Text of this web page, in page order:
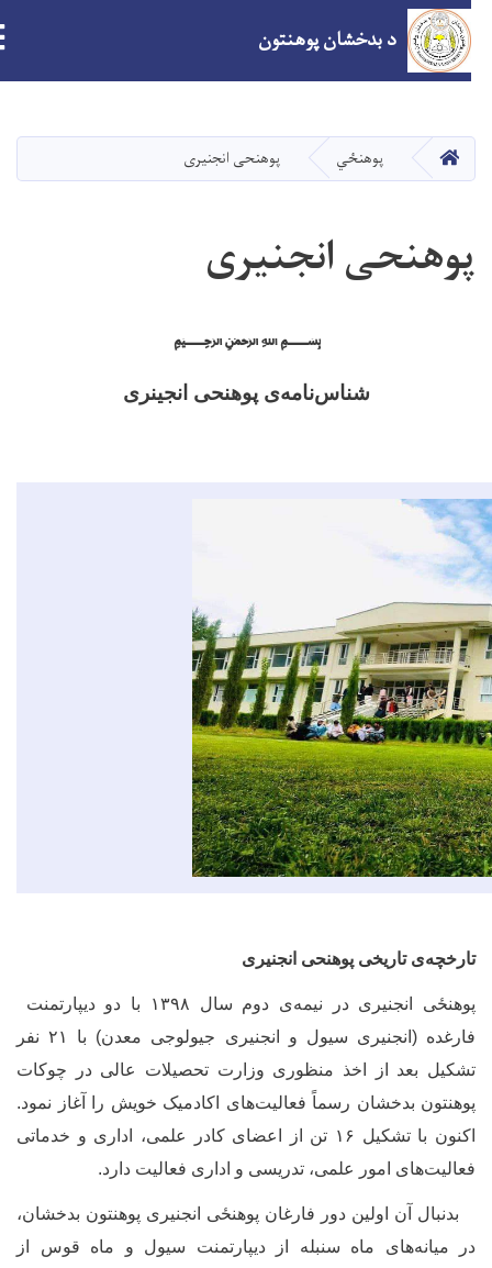
دانګل
د بدخشان پوهنتون
کور پوهنځي پوهنحی انجنیری
انجنیری
﷽
شناسنامهی پوهنحی انجینری
تاریخی پوهنحی انجنیری
انجنیری در نیمه
ی دوم سال ۱۳۹۸ با دو دیپارتمنت
فارغده (انجنیری سیول و انجنیری جیولوجی معدن) با ۲۱ نفر
بعد از اخذ منظوری وزارت تحصیلات عالی در چوکات
بدخشان رسماً فعالیت‌های اکادمیک خویش را آغاز نمود.
اکنون با تشکیل ۱۶ تن از اعضای کادر علمی، اداری و خدماتی
امور علمی، تدریسی و اداری فعالیت دارد.
آن‌ اولین دور فارغانپوهنځیانجنیری پوهنتون بدخشان‌،
میانه‌های ماه سنبله از دیپارتمنت سیول و ماه قوس از